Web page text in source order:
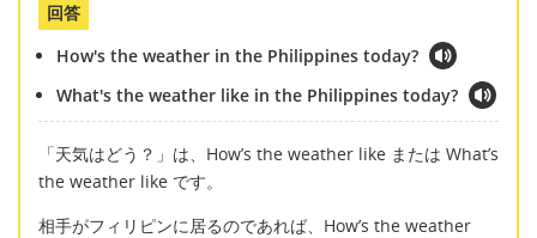
回答
How's the weather in the Philippines today?
What's the weather like in the Philippines today?
「天気はどう？」は、How’s the weather like または What’s
the weather like です。
相手がフィリピンに居るのであれば、How’s the weather